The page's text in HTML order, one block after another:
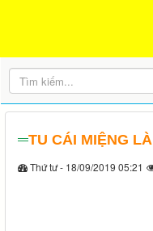
TU CÁI MIỆNG
Thứ tư - 18/09/2019 05:21